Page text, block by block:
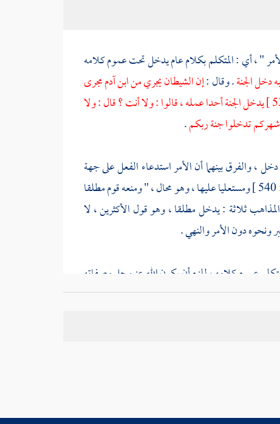
" ، أي : المتكلم بكلام عام يدخل تحت عموم كلامه
دخل الجنة. وقال :إن الشيطان يجري من ابن آدم مجرى
يدخل الجنة أحدا عمله ، قالوا : ولا أنت ؟ قال : ولا
تدخلوا جنة ربكم.
، والفرق بينهما أن الأمر استدعاء الفعل على جهة
ومستعليا عليها ، وهو محال ، " ومنعه قوم مطلقا
ثلاثة : يدخل مطلقا ، وهو قول الأكثرين ، لا
ونحوه دون الأمر والنهي .
المتكلم عموم كلامه ، للزم أن يكون الله عز وجل وصفاته